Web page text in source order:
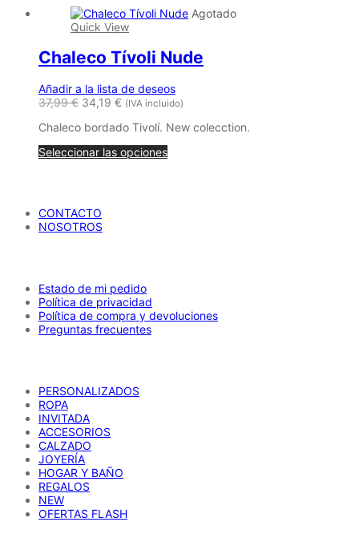
tiene
Las
opciones
pueden
elegir
en
página
Agotado
Quick View
Chaleco Tívoli Nude
Añadir a la lista de deseos
37,99€ 34,19 € (IVA incluido)
Chaleco bordado Tivolí. New colecction.
Seleccionar las opciones
CONTACTO
NOSOTROS
Estado de mi pedido
Política de privacidad
Política de compra y devoluciones
Preguntas frecuentes
PERSONALIZADOS
ROPA
INVITADA
ACCESORIOS
CALZADO
JOYERÍA
HOGAR Y BAÑO
REGALOS
NEW
OFERTAS FLASH